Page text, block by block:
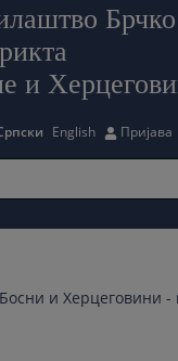
Брчко
и
English Пријава
и Херцеговини -